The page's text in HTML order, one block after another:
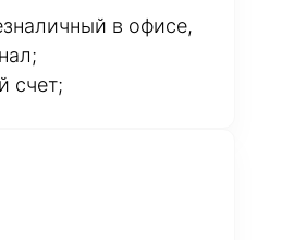
в офисе,
счет;